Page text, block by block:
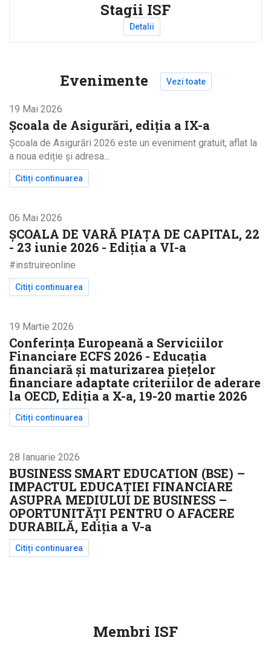
Stagii ISF
Detalii
Evenimente Vezi toate
19 Mai 2026
Școala de Asigurări, ediția a IX-a
Școala de Asigurări 2026 este un eveniment gratuit, aflat la
a noua ediție și adresa...
Citiți continuarea
06 Mai 2026
ȘCOALA DE VARĂ PIAȚA DE CAPITAL, 22
- 23 iunie 2026 - Ediţia a VI-a
#instruireonline
Citiți continuarea
19 Martie 2026
Conferinţa Europeană a Serviciilor
Financiare ECFS 2026 - Educația
financiară și maturizarea piețelor
financiare adaptate criteriilor de aderare
la OECD, Ediţia a X-a, 19-20 martie 2026
Citiți continuarea
28 Ianuarie 2026
BUSINESS SMART EDUCATION (BSE) –
IMPACTUL EDUCAȚIEI FINANCIARE
ASUPRA MEDIULUI DE BUSINESS –
OPORTUNITĂȚI PENTRU O AFACERE
DURABILĂ, Ediția a V-a
Citiți continuarea
Membri ISF